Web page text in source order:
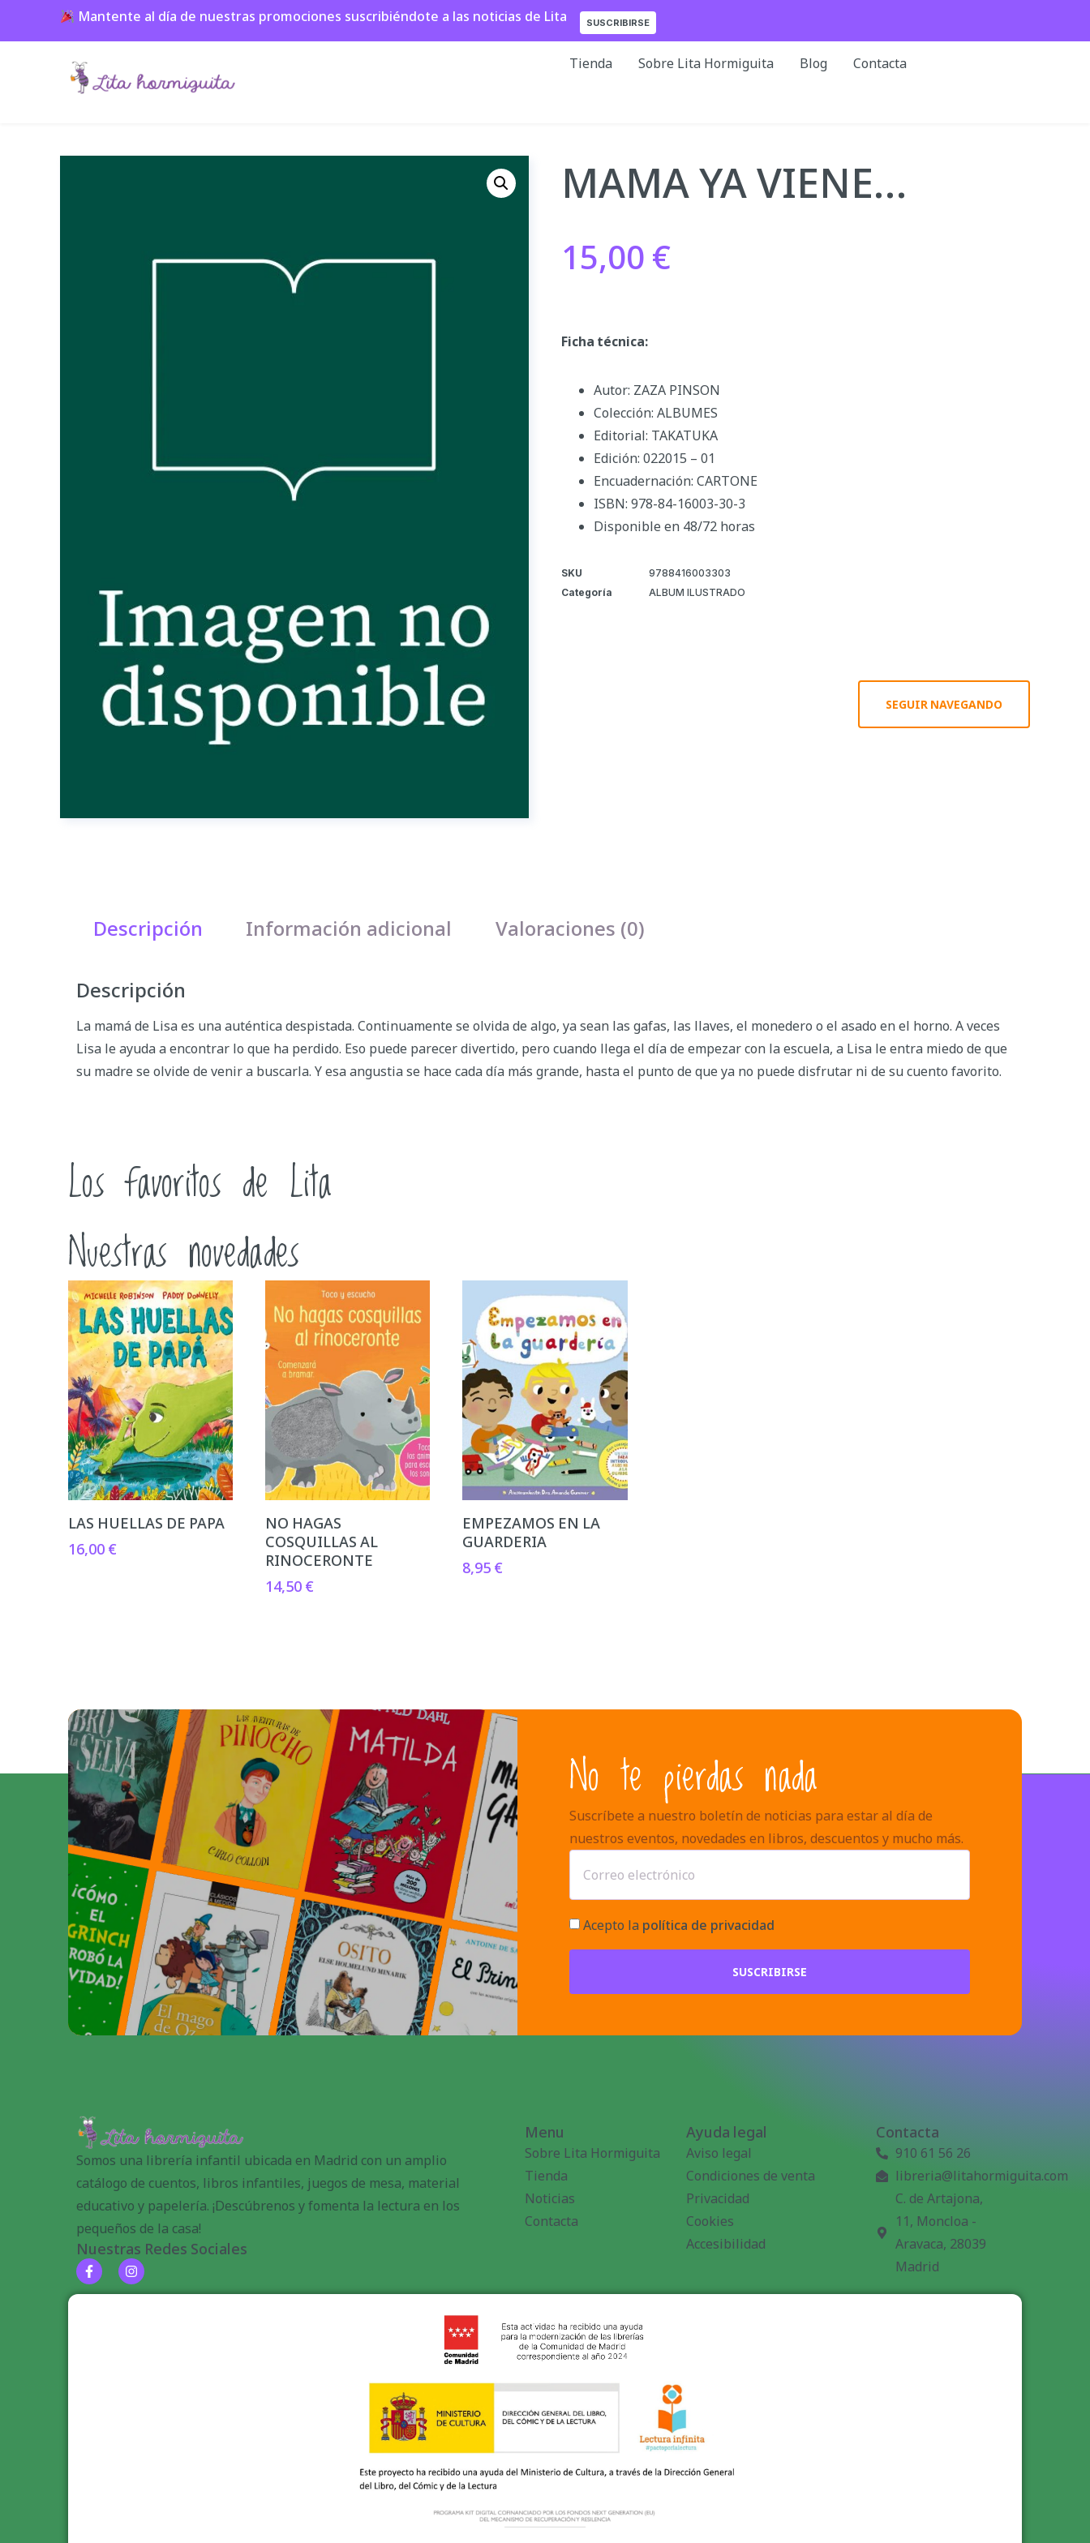
Mantente al día de nuestras promociones suscribiéndote a las noticias de Lita SUSCRIBIRSE
Tienda Sobre Lita Hormiguita Blog Contacta
MAMA YA VIENE…
15,00 €
Ficha técnica:
Autor: ZAZA PINSON
Colección: ALBUMES
Editorial: TAKATUKA
Edición: 022015 – 01
Encuadernación: CARTONE
ISBN: 978-84-16003-30-3
Disponible en 48/72 horas
SKU
9788416003303
Categoría
ALBUM ILUSTRADO
SEGUIR NAVEGANDO
Descripción Información adicional Valoraciones (0)
Descripción
La mamá de Lisa es una auténtica despistada. Continuamente se olvida de algo, ya sean las gafas, las llaves, el monedero o el asado en el horno. A veces
Lisa le ayuda a encontrar lo que ha perdido. Eso puede parecer divertido, pero cuando llega el día de empezar con la escuela, a Lisa le entra miedo de que
su madre se olvide de venir a buscarla. Y esa angustia se hace cada día más grande, hasta el punto de que ya no puede disfrutar ni de su cuento favorito.
Los favoritos de Lita
Nuestras novedades
LAS HUELLAS DE PAPA
16,00 €
NO HAGAS
COSQUILLAS AL
RINOCERONTE
14,50 €
EMPEZAMOS EN LA
GUARDERIA
8,95 €
No te pierdas nada
Suscríbete a nuestro boletín de noticias para estar al día de
nuestros eventos, novedades en libros, descuentos y mucho más.
Acepto la política de privacidad
SUSCRIBIRSE
Somos una librería infantil ubicada en Madrid con un amplio
catálogo de cuentos, libros infantiles, juegos de mesa, material
educativo y papelería. ¡Descúbrenos y fomenta la lectura en los
pequeños de la casa!
Nuestras Redes Sociales
Menu
Sobre Lita Hormiguita
Tienda
Noticias
Contacta
Ayuda legal
Aviso legal
Condiciones de venta
Privacidad
Cookies
Accesibilidad
Contacta
910 61 56 26
libreria@litahormiguita.com
C. de Artajona,
11, Moncloa -
Aravaca, 28039
Madrid